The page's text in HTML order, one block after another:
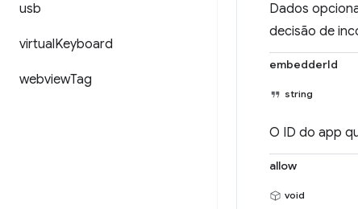
usb
virtualKeyboard
webviewTag
Dados
decisão de
embedderId
string
O ID do app
allow
void